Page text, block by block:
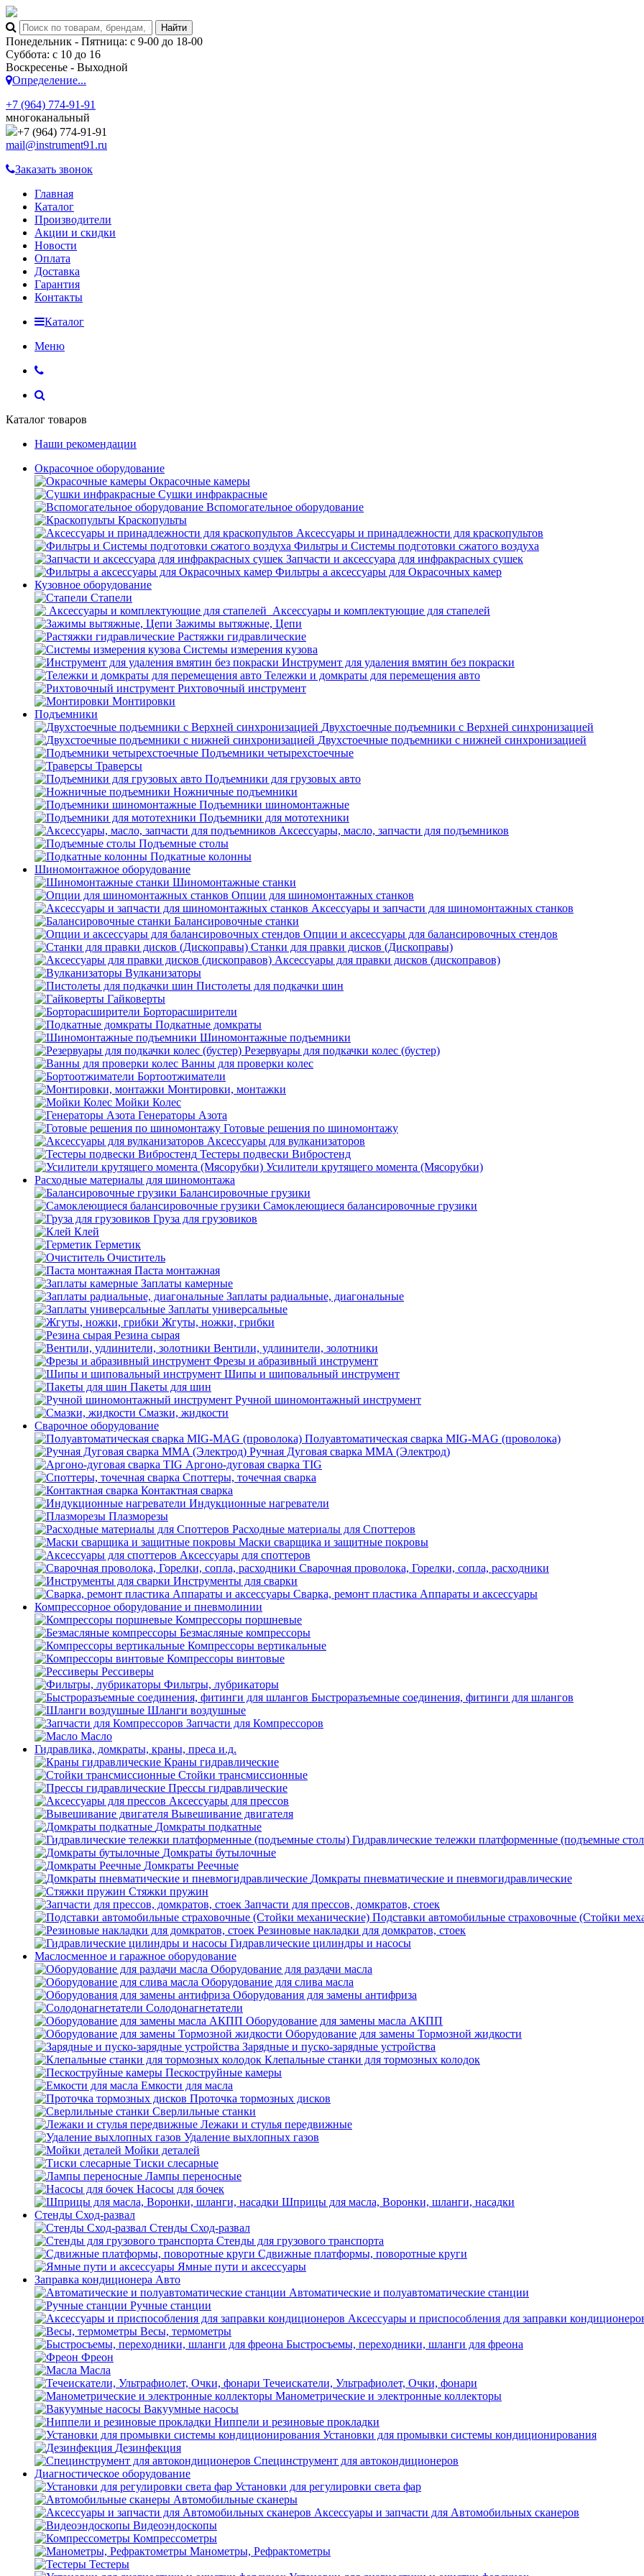
Понедельник - Пятница: с 9-00 до 18-00
Суббота: с 10 до 16
Воскресенье - Выходной
Определение...
+7 (964) 774-91-91
многоканальный
+7 (964) 774-91-91
mail@instrument91.ru
Заказать звонок
Главная
Каталог
Производители
Акции и скидки
Новости
Оплата
Доставка
Гарантия
Контакты
Каталог
Меню
Каталог товаров
Наши рекомендации
Окрасочное оборудование
Окрасочные камеры
Сушки инфракрасные
Вспомогательное оборудование
Краскопульты
Аксессуары и принадлежности для краскопультов
Фильтры и Системы подготовки сжатого воздуха
Запчасти и аксессуара для инфракрасных сушек
Фильтры а аксессуары для Окрасочных камер
Кузовное оборудование
Стапели
Аксессуары и комплектующие для стапелей
Зажимы вытяжные, Цепи
Растяжки гидравлические
Системы измерения кузова
Инструмент для удаления вмятин без покраски
Тележки и домкраты для перемещения авто
Рихтовочный инструмент
Монтировки
Подъемники
Двухстоечные подъемники с Верхней синхронизацией
Двухстоечные подъемники с нижней синхронизацией
Подъемники четырехстоечные
Траверсы
Подъемники для грузовых авто
Ножничные подъемники
Подъемники шиномонтажные
Подъемники для мототехники
Аксессуары, масло, запчасти для подъемников
Подъемные столы
Подкатные колонны
Шиномонтажное оборудование
Шиномонтажные станки
Опции для шиномонтажных станков
Аксессуары и запчасти для шиномонтажных станков
Балансировочные станки
Опции и аксессуары для балансировочных стендов
Станки для правки дисков (Дископравы)
Аксессуары для правки дисков (дископравов)
Вулканизаторы
Пистолеты для подкачки шин
Гайковерты
Борторасширители
Подкатные домкраты
Шиномонтажные подъемники
Резервуары для подкачки колес (бустер)
Ванны для проверки колес
Бортоотжиматели
Монтировки, монтажки
Мойки Колес
Генераторы Азота
Готовые решения по шиномонтажу
Аксессуары для вулканизаторов
Тестеры подвески Вибростенд
Усилители крутящего момента (Мясорубки)
Расходные материалы для шиномонтажа
Балансировочные грузики
Самоклеющиеся балансировочные грузики
Груза для грузовиков
Клей
Герметик
Очиститель
Паста монтажная
Заплаты камерные
Заплаты радиальные, диагональные
Заплаты универсальные
Жгуты, ножки, грибки
Резина сырая
Вентили, удлинители, золотники
Фрезы и абразивный инструмент
Шипы и шиповальный инструмент
Пакеты для шин
Ручной шиномонтажный инструмент
Смазки, жидкости
Сварочное оборудование
Полуавтоматическая сварка MIG-MAG (проволока)
Ручная Дуговая сварка MMA (Электрод)
Аргоно-дуговая сварка TIG
Споттеры, точечная сварка
Контактная сварка
Индукционные нагреватели
Плазморезы
Расходные материалы для Споттеров
Маски сварщика и защитные покровы
Аксессуары для споттеров
Сварочная проволока, Горелки, сопла, расходники
Инструменты для сварки
Сварка, ремонт пластика Аппараты и аксессуары
Компрессорное оборудование и пневмолинии
Компрессоры поршневые
Безмасляные компрессоры
Компрессоры вертикальные
Компрессоры винтовые
Рессиверы
Фильтры, лубрикаторы
Быстроразъемные соединения, фитинги для шлангов
Шланги воздушные
Запчасти для Компрессоров
Масло
Гидравлика, домкраты, краны, преса и.д.
Краны гидравлические
Стойки трансмиссионные
Прессы гидравлические
Аксессуары для прессов
Вывешивание двигателя
Домкраты подкатные
Гидравлические тележки платформенные (подъемные
Домкраты бутылочные
Домкраты Реечные
Домкраты пневматические и пневмогидравлические
Стяжки пружин
Запчасти для прессов, домкратов, стоек
Подставки автомобильные страховочные (Стойки
Резиновые накладки для домкратов, стоек
Гидравлические цилиндры и насосы
Маслосменное и гаражное оборудование
Оборудование для раздачи масла
Оборудование для слива масла
Оборудования для замены антифриза
Солодонагнетатели
Оборудование для замены масла АКПП
Оборудование для замены Тормозной жидкости
Зарядные и пуско-зарядные устройства
Клепальные станки для тормозных колодок
Пескоструйные камеры
Емкости для масла
Проточка тормозных дисков
Сверлильные станки
Лежаки и стулья передвижные
Удаление выхлопных газов
Мойки деталей
Тиски слесарные
Лампы переносные
Насосы для бочек
Шприцы для масла, Воронки, шланги, насадки
Стенды Сход-развал
Стенды Сход-развал
Стенды для грузового транспорта
Сдвижные платформы, поворотные круги
Ямные пути и аксессуары
Заправка кондиционера Авто
Автоматические и полуавтоматические станции
Ручные станции
Аксессуары и приспособления для заправки
Весы, термометры
Быстросъемы, переходники, шланги для фреона
Фреон
Масла
Течеискатели, Ультрафиолет, Очки, фонари
Манометрические и электронные коллекторы
Вакуумные насосы
Ниппели и резиновые прокладки
Установки для промывки системы кондиционирования
Дезинфекция
Специнструмент для автокондиционеров
Диагностическое оборудование
Установки для регулировки света фар
Автомобильные сканеры
Аксессуары и запчасти для Автомобильных сканеров
Видеоэндоскопы
Компрессометры
Манометры, Рефрактометры
Тестеры